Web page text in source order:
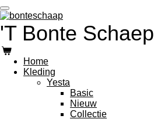
Ga
direct
de
hoofdinhoud
'T Bonte Schaep
Home
Kleding
Yesta
Basic
Nieuw
Collectie